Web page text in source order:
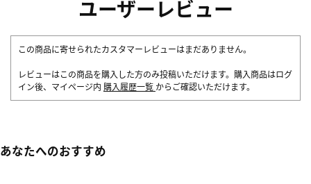
ユーザーレビュー
この商品に寄せられたカスタマーレビューはまだありません。
レビューはこの商品を購入した方のみ投稿いただけます。購入商品はログ
イン後、マイページ内 購入履歴一覧 からご確認いただけます。
あなたへのおすすめ